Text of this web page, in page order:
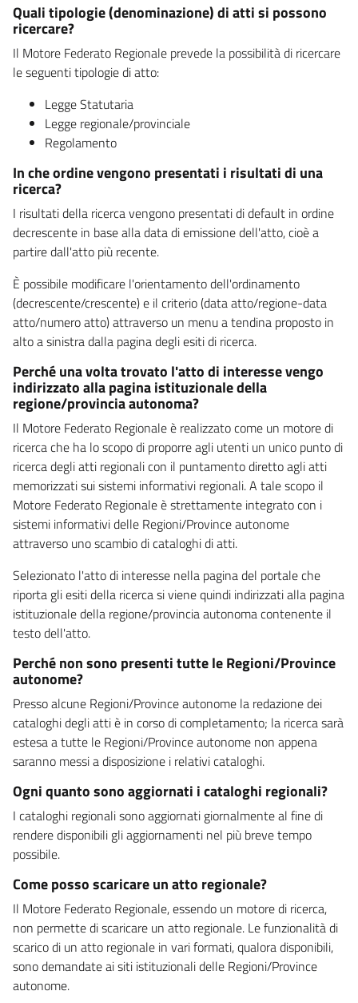
Quali tipologie (denominazione) di atti si possono
ricercare?
Il Motore Federato Regionale prevede la possibilità di ricercare
le seguenti tipologie di atto:
Legge Statutaria
Legge regionale/provinciale
Regolamento
In che ordine vengono presentati i risultati di una
ricerca?
I risultati della ricerca vengono presentati di default in ordine
decrescente in base alla data di emissione dell'atto, cioè a
partire dall'atto più recente.
È possibile modificare l'orientamento dell'ordinamento
(decrescente/crescente) e il criterio (data atto/regione-data
atto/numero atto) attraverso un menu a tendina proposto in
alto a sinistra dalla pagina degli esiti di ricerca.
Perché una volta trovato l'atto di interesse vengo
indirizzato alla pagina istituzionale della
regione/provincia autonoma?
Il Motore Federato Regionale è realizzato come un motore di
ricerca che ha lo scopo di proporre agli utenti un unico punto di
ricerca degli atti regionali con il puntamento diretto agli atti
memorizzati sui sistemi informativi regionali. A tale scopo il
Motore Federato Regionale è strettamente integrato con i
sistemi informativi delle Regioni/Province autonome
attraverso uno scambio di cataloghi di atti.
Selezionato l'atto di interesse nella pagina del portale che
riporta gli esiti della ricerca si viene quindi indirizzati alla pagina
istituzionale della regione/provincia autonoma contenente il
testo dell'atto.
Perché non sono presenti tutte le Regioni/Province
autonome?
Presso alcune Regioni/Province autonome la redazione dei
cataloghi degli atti è in corso di completamento; la ricerca sarà
estesa a tutte le Regioni/Province autonome non appena
saranno messi a disposizione i relativi cataloghi.
Ogni quanto sono aggiornati i cataloghi regionali?
I cataloghi regionali sono aggiornati giornalmente al fine di
rendere disponibili gli aggiornamenti nel più breve tempo
possibile.
Come posso scaricare un atto regionale?
Il Motore Federato Regionale, essendo un motore di ricerca,
non permette di scaricare un atto regionale. Le funzionalità di
scarico di un atto regionale in vari formati, qualora disponibili,
sono demandate ai siti istituzionali delle Regioni/Province
autonome.